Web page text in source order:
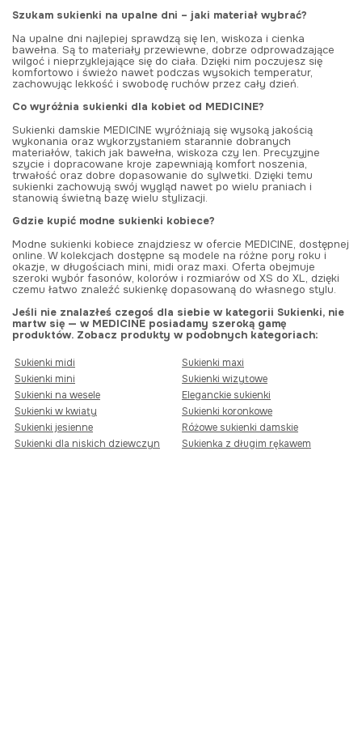
Szukam sukienki na upalne dni – jaki materiał wybrać?
Na upalne dni najlepiej sprawdzą się len, wiskoza i cienka
bawełna. Są to materiały przewiewne, dobrze odprowadzające
wilgoć i nieprzyklejające się do ciała. Dzięki nim poczujesz się
komfortowo i świeżo nawet podczas wysokich temperatur,
zachowując lekkość i swobodę ruchów przez cały dzień.
Co wyróżnia sukienki dla kobiet od MEDICINE?
Sukienki damskie MEDICINE wyróżniają się wysoką jakością
wykonania oraz wykorzystaniem starannie dobranych
materiałów, takich jak bawełna, wiskoza czy len. Precyzyjne
szycie i dopracowane kroje zapewniają komfort noszenia,
trwałość oraz dobre dopasowanie do sylwetki. Dzięki temu
sukienki zachowują swój wygląd nawet po wielu praniach i
stanowią świetną bazę wielu stylizacji.
Gdzie kupić modne sukienki kobiece?
Modne sukienki kobiece znajdziesz w ofercie MEDICINE, dostępnej
online. W kolekcjach dostępne są modele na różne pory roku i
okazje, w długościach mini, midi oraz maxi. Oferta obejmuje
szeroki wybór fasonów, kolorów i rozmiarów od XS do XL, dzięki
czemu łatwo znaleźć sukienkę dopasowaną do własnego stylu.
Jeśli nie znalazłeś czegoś dla siebie w kategorii Sukienki, nie
martw się — w MEDICINE posiadamy szeroką gamę
produktów. Zobacz produkty w podobnych kategoriach:
Sukienki midi
Sukienki maxi
Sukienki mini
Sukienki wizytowe
Sukienki na wesele
Eleganckie sukienki
Sukienki w kwiaty
Sukienki koronkowe
Sukienki jesienne
Różowe sukienki damskie
Sukienki dla niskich dziewczyn
Sukienka z długim rękawem